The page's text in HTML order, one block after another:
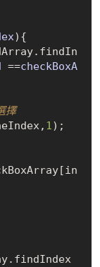
) {
In
==checkBoxA
擇
1);
[in
Index